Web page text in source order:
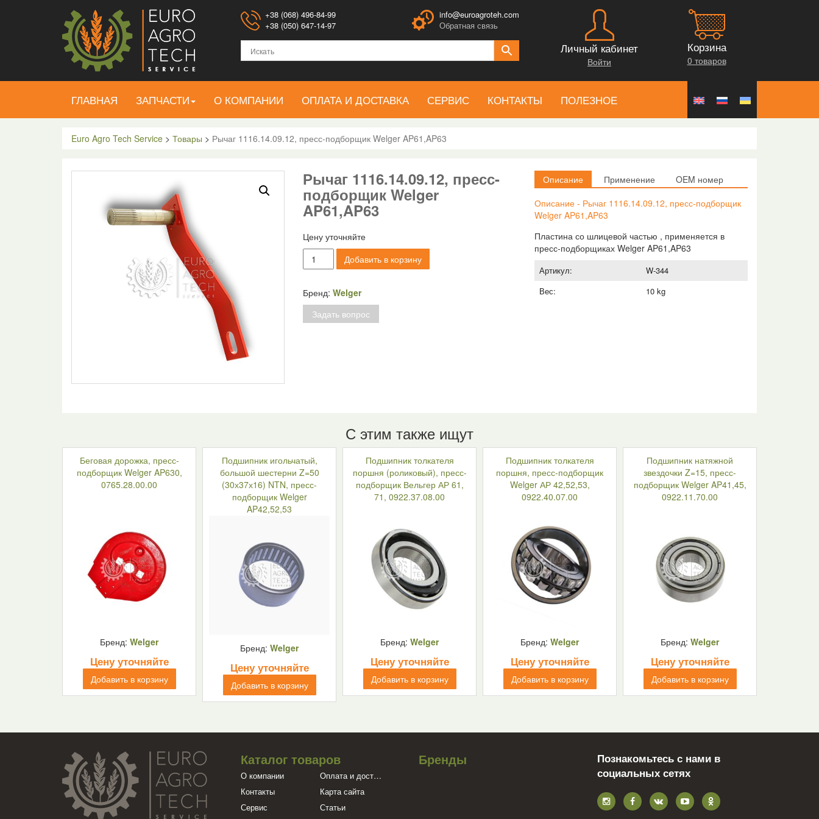
+38 (068) 496-84-99
+38 (050) 647-14-97
info@euroagroteh.com
Обратная связь
Личный кабинет
Войти
Корзина
0 товаров
ГЛАВНАЯ ЗАПЧАСТИ О КОМПАНИИ ОПЛАТА И ДОСТАВКА СЕРВИС КОНТАКТЫ ПОЛЕЗНОЕ
Euro Agro Tech Service > Товары > Рычаг 1116.14.09.12, пресс-подборщик Welger AP61,AP63
Рычаг 1116.14.09.12, пресс-
подборщик Welger
AP61,AP63
Цену уточняйте
Количество
товара
1116.14.09.12,
пресс-
подборщик
Добавить в корзину
Бренд: Welger
Задать вопрос
Описание Применение
OEM номер
Описание - Рычаг 1116.14.09.12, пресс-подборщик
Welger AP61,AP63
Пластина со шлицевой частью , применяется в
пресс-подборщиках Welger AP61,AP63
Артикул:
W-344
Вес:
10 kg
С этим также ищут
Беговая дорожка, пресс-
подборщик Welger AP630,
0765.28.00.00
Бренд: Welger
Цену уточняйте
Добавить в корзину
Подшипник игольчатый,
большой шестерни Z=50
(30х37х16) NTN, пресс-
подборщик Welger
AP42,52,53
Бренд: Welger
Цену уточняйте
Добавить в корзину
Подшипник толкателя
поршня (роликовый), пресс-
подборщик Вельгер АР 61,
71, 0922.37.08.00
Бренд: Welger
Цену уточняйте
Добавить в корзину
Подшипник толкателя
поршня, пресс-подборщик
Welger АР 42,52,53,
0922.40.07.00
Бренд: Welger
Цену уточняйте
Добавить в корзину
Подшипник натяжной
звездочки Z=15, пресс-
подборщик Welger AP41,45,
0922.11.70.00
Бренд: Welger
Цену уточняйте
Добавить в корзину
Каталог товаров
О компании
Оплата и доставка
Контакты
Карта сайта
Сервис
Статьи
Бренды
Познакомьтесь с нами в
социальных сетях